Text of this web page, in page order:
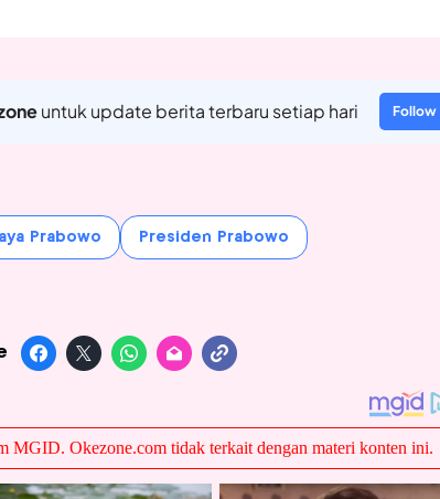
untuk update berita terbaru setiap hari Follow
Prabowo Presiden Prabowo